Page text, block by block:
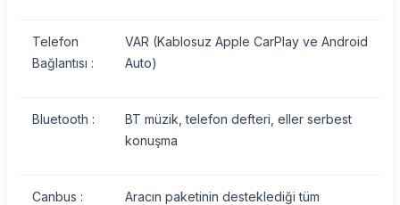
Telefon
Bağlantısı :
VAR (Kablosuz Apple CarPlay ve Android
Auto)
Bluetooth :
BT müzik, telefon defteri, eller serbest
konuşma
Canbus :
Aracın paketinin desteklediği tüm